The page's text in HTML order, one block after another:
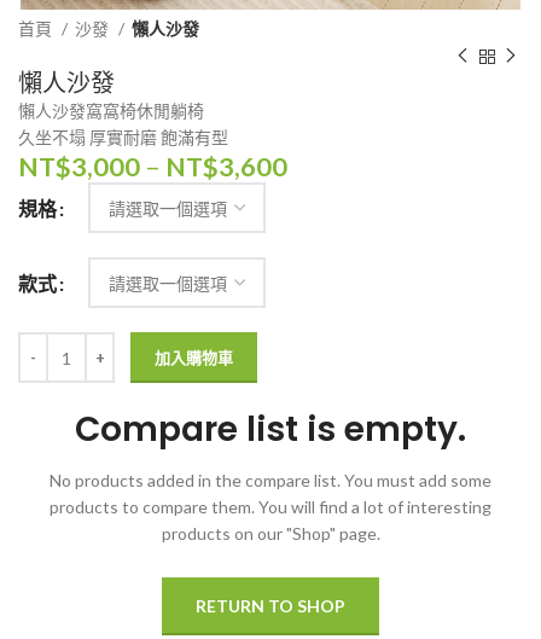
首頁 沙發 懶人沙發
懶人沙發
懶人沙發窩窩椅休閒躺椅
久坐不塌 厚實耐磨 飽滿有型
NT$3,000 – NT$3,600
規格
款式
加入購物車
Compare list is empty.
No products added in the compare list. You must add some
products to compare them. You will find a lot of interesting
products on our "Shop" page.
RETURN TO SHOP